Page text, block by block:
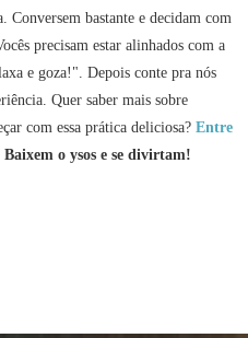
Conversem bastante e decidam com
precisam estar alinhados com a
e goza!". Depois conte pra nós
Quer saber mais sobre
com essa prática deliciosa? Entre
Baixem o ysos e se divirtam!